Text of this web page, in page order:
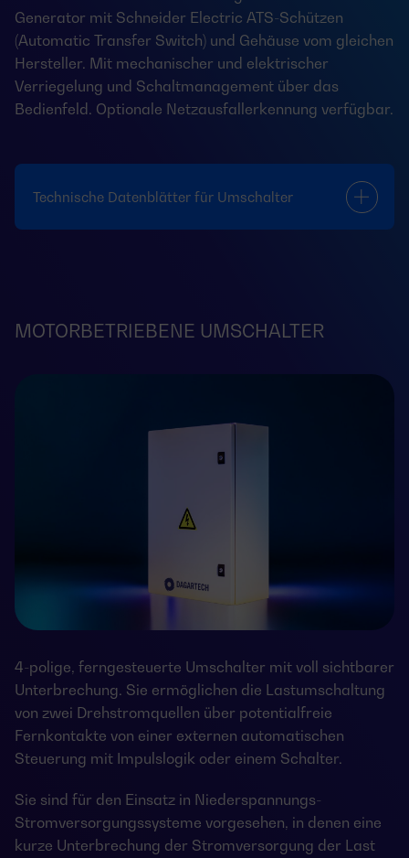
Generator mit Schneider Electric ATS-Schützen
(Automatic Transfer Switch) und Gehäuse vom gleichen
Hersteller. Mit mechanischer und elektrischer
Verriegelung und Schaltmanagement über das
Bedienfeld. Optionale Netzausfallerkennung verfügbar.
Technische Datenblätter für Umschalter
MOTORBETRIEBENE UMSCHALTER
4-polige, ferngesteuerte Umschalter mit voll sichtbarer
Unterbrechung. Sie ermöglichen die Lastumschaltung
von zwei Drehstromquellen über potentialfreie
Fernkontakte von einer externen automatischen
Steuerung mit Impulslogik oder einem Schalter.
Sie sind für den Einsatz in Niederspannungs-
Stromversorgungssysteme vorgesehen, in denen eine
kurze Unterbrechung der Stromversorgung der Last